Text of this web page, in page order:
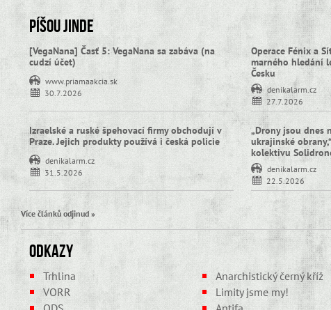
Píšou jinde
[VegaNana] Časť 5: VegaNana sa zabáva (na
cudzí účet)
www.priamaakcia.sk
30.7.2026
Operace Fénix a
marného hledání
Česku
denikalarm.cz
27.7.2026
Izraelské a ruské špehovací firmy obchodují v
Praze. Jejich produkty používá i česká policie
denikalarm.cz
31.5.2026
„Drony jsou dnes
ukrajinské
kolektivu
denikalarm.cz
22.5.2026
Více článků odjinud »
Odkazy
Trhlina Anarchistický černý kříž
VORR
Limity jsme my!